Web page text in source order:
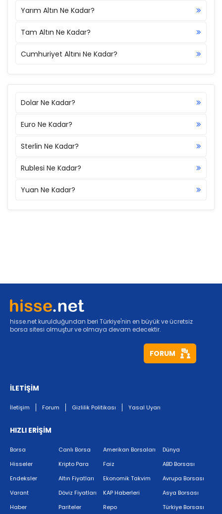
Yarım Altın Ne Kadar?
Tam Altın Ne Kadar?
Cumhuriyet Altını Ne Kadar?
Dolar Ne Kadar?
Euro Ne Kadar?
Sterlin Ne Kadar?
Rublesi Ne Kadar?
Yuan Ne Kadar?
hisse.net kurulduğundan beri Türkiye'nin en büyük ve ücretsiz
borsa sitesi olmuştur ve olmaya devam edecektir.
FORUM
İLETİŞİM
İletişim Forum Gizlilik Politikası Yasal Uyarı
HIZLI ERİŞİM
Borsa
Hisseler
Endeksler
Varant
Haber
Canlı Borsa
Kripto Para
Altın Fiyatları
Döviz Fiyatları
Pariteler
Amerikan Borsaları
Faiz
Ekonomik Takvim
KAP Haberleri
Repo
Dünya
ABD Borsası
Avrupa Borsası
Asya Borsası
Türkiye Borsası